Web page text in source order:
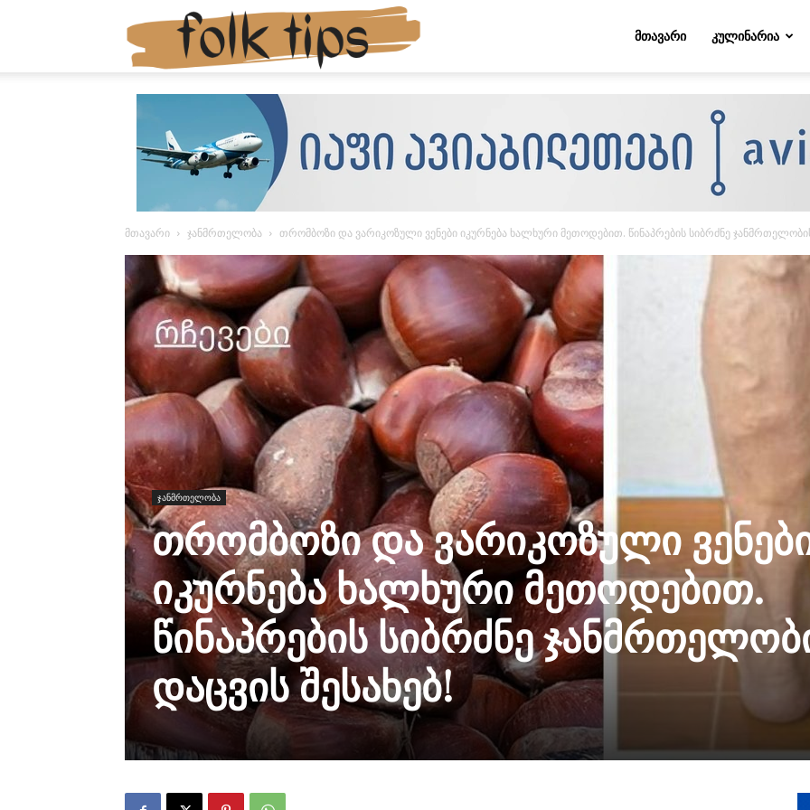
Folktips.org ᲛᲗᲐᲕᲐᲠᲘ ᲙᲣᲚᲘᲜᲐᲠᲘᲐ
მთავარი ჯანმრთელობა თრომბოზი და ვარიკოზული ვენები იკურნება ხალხური მეთოდებით. წინაპრების სიბრძნე
ჯანმრთელობა
თრომბოზი და ვარიკოზული
იკურნება ხალხური მეთოდებით.
წინაპრების სიბრძნე
დაცვის შესახებ!